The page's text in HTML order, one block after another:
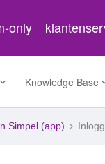
only
Knowledge Base
Simpel (app)